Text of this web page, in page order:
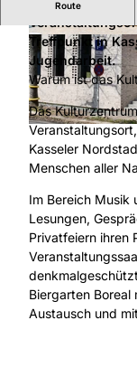
© Stadt Kassel; Foto: Harry
© Kassel Marketing GmbH |
Route
Das
Treffpunkt in
Jugendarbeit.
Warum ist das
Das
Kasseler
Menschen aller
Im Bereich Musik
Lesungen,
Privatfeiern ihren
Biergarten Boreal
Austausch und